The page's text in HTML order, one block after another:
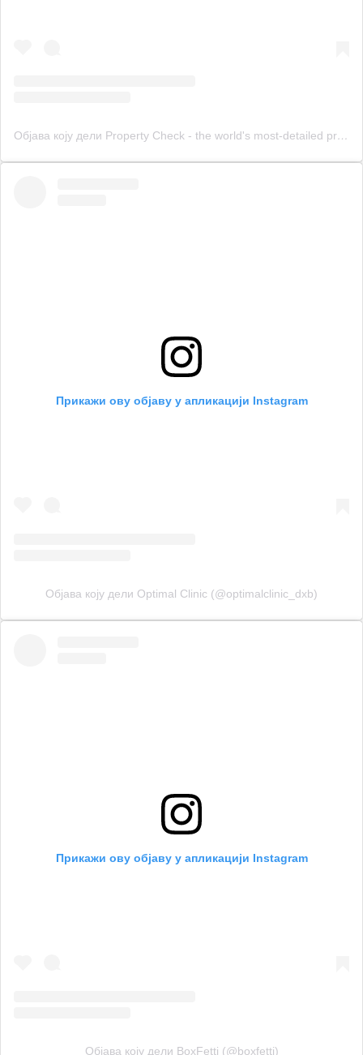
Објава коју дели Property Check - the world's most-detailed property inspection (@propertycheck.me)
Прикажи ову објаву у апликацији Instagram
Објава коју дели Optimal Clinic (@optimalclinic_dxb)
Прикажи ову објаву у апликацији Instagram
Објава коју дели BoxFetti (@boxfetti)